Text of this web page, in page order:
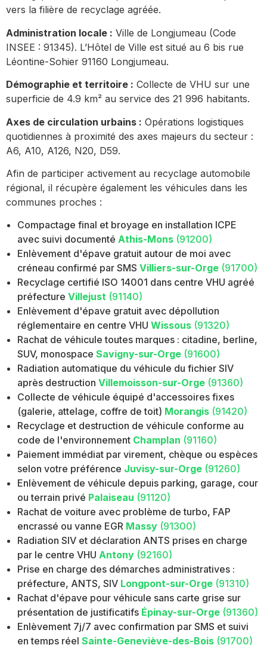
vers la filière de recyclage agréée.
Administration locale : Ville de Longjumeau (Code
INSEE : 91345). L’Hôtel de Ville est situé au 6 bis rue
Léontine-Sohier 91160 Longjumeau.
Démographie et territoire : Collecte de VHU sur une
superficie de 4.9 km² au service des 21 996 habitants.
Axes de circulation urbains : Opérations logistiques
quotidiennes à proximité des axes majeurs du secteur :
A6, A10, A126, N20, D59.
Afin de participer activement au recyclage automobile
régional, il récupère également les véhicules dans les
communes proches :
Compactage final et broyage en installation ICPE
avec suivi documenté Athis-Mons (91200)
Enlèvement d'épave gratuit autour de moi avec
créneau confirmé par SMS Villiers-sur-Orge (91700)
Recyclage certifié ISO 14001 dans centre VHU agréé
préfecture Villejust (91140)
Enlèvement d'épave gratuit avec dépollution
réglementaire en centre VHU Wissous (91320)
Rachat de véhicule toutes marques : citadine, berline,
SUV, monospace Savigny-sur-Orge (91600)
Radiation automatique du véhicule du fichier SIV
après destruction Villemoisson-sur-Orge (91360)
Collecte de véhicule équipé d'accessoires fixes
(galerie, attelage, coffre de toit) Morangis (91420)
Recyclage et destruction de véhicule conforme au
code de l'environnement Champlan (91160)
Paiement immédiat par virement, chèque ou espèces
selon votre préférence Juvisy-sur-Orge (91260)
Enlèvement de véhicule depuis parking, garage, cour
ou terrain privé Palaiseau (91120)
Rachat de voiture avec problème de turbo, FAP
encrassé ou vanne EGR Massy (91300)
Radiation SIV et déclaration ANTS prises en charge
par le centre VHU Antony (92160)
Prise en charge des démarches administratives :
préfecture, ANTS, SIV Longpont-sur-Orge (91310)
Rachat d'épave pour véhicule sans carte grise sur
présentation de justificatifs Épinay-sur-Orge (91360)
Enlèvement 7j/7 avec confirmation par SMS et suivi
en temps réel Sainte-Geneviève-des-Bois (91700)